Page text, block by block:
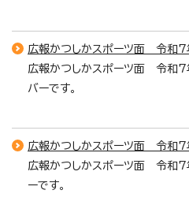
広報かつしかスポーツ面 令和
広報かつしかスポーツ面 令和
バーです。
広報かつしかスポーツ面 令和
広報かつしかスポーツ面 令和7
ーです。